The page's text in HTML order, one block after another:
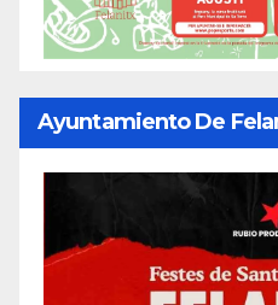
Ayuntamiento De